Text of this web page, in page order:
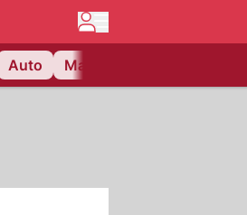
Auto Matchcenter